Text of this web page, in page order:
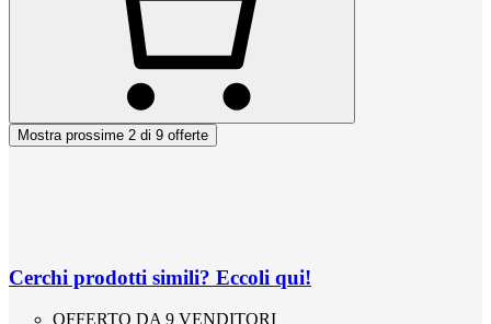
Mostra prossime 2 di 9 offerte
Cerchi prodotti simili? Eccoli qui!
OFFERTO DA 9 VENDITORI